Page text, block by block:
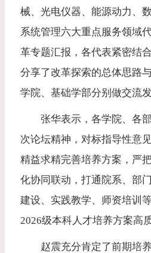
械、光电仪器、能源动力、
系统管理六大重点服务领域
革专题汇报，各代表紧密结
分享了改革探索的总体思路
学院、基础学部分别做交流发
张华表示，各学院、各
次论坛精神，对标指导性意
精益求精完善培养方案，严
化协同联动，打通院系、部
建设、实践教学、师资培训
2026级本科人才培养方案高
赵震充分肯定了前期培